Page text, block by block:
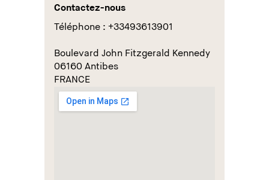
Contactez-nous
Téléphone : +33493613901
Boulevard John Fitzgerald Kennedy
06160 Antibes
FRANCE